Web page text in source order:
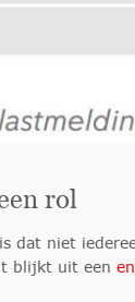
rol
dat niet
blijkt uit een